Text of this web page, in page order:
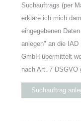
Suchauftrags (per
erkläre ich mich
eingegebenen
anlegen" an die
GmbH übermittelt
nach Art. 7 DSGVO
Suchauftrag